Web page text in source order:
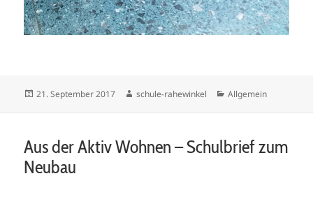
Veröffentlicht
21. September 2017 Autor
schule-rahewinkel Kategorien
Allgemein
Aus der Aktiv Wohnen – Schulbrief zum
Neubau